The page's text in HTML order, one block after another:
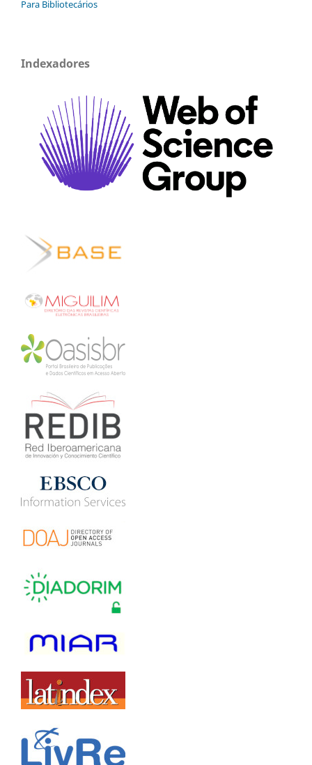
Para Bibliotecários
Indexadores